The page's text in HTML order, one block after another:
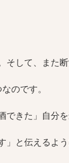
そして、また
のです。
きた」自分を
と伝えるよう